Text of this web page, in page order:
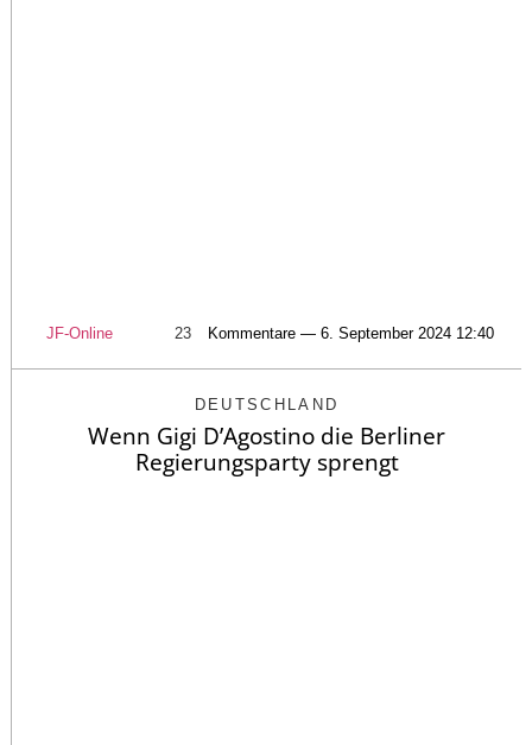
JF-Online 23 Kommentare — 6. September 2024 12:40
DEUTSCHLAND
Wenn Gigi D’Agostino die Berliner
Regierungsparty sprengt